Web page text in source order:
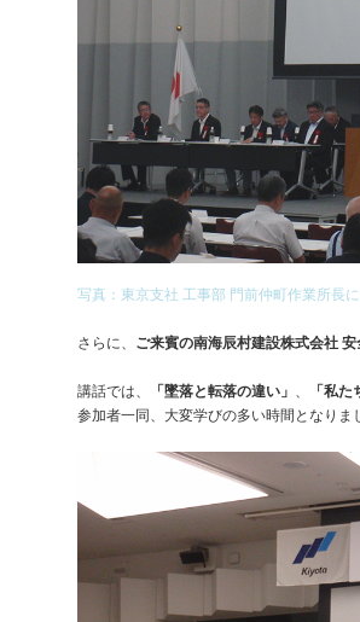
写真：東京支社 工事部 門前仲町作業所長
さらに、 ご来賓の南海辰村建設株式会社
講話では、 「墜落と転落の違い」 、 「私
参加者一同、大変学びの多い時間となりま